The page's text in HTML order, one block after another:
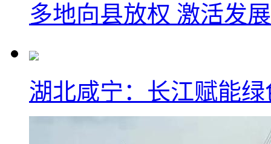
多地向县放权 激活发
湖北咸宁：长江赋能